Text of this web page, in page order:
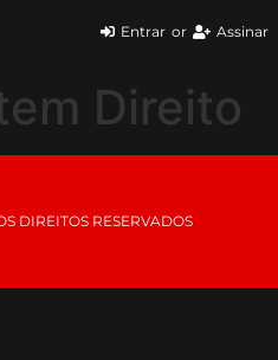
Entrar or Assinar
Direito
DIREITOS RESERVADOS